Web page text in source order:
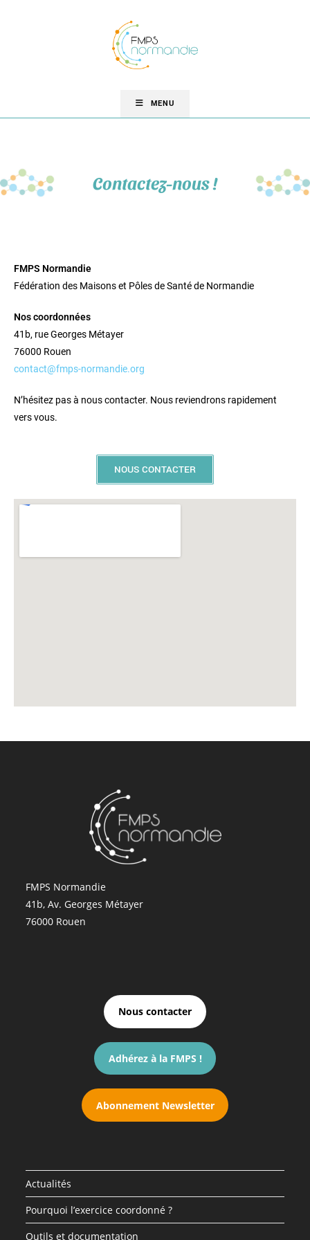
MENU
Contactez-nous !
FMPS Normandie
Fédération des Maisons et Pôles de Santé de Normandie
Nos coordonnées
41b, rue Georges Métayer
76000 Rouen
contact@fmps-normandie.org
N’hésitez pas à nous contacter. Nous reviendrons rapidement
vers vous.
NOUS CONTACTER
FMPS Normandie
41b, Av. Georges Métayer
76000 Rouen
Nous contacter
Adhérez à la FMPS !
Abonnement Newsletter
Actualités
Pourquoi l’exercice coordonné ?
Outils et documentation